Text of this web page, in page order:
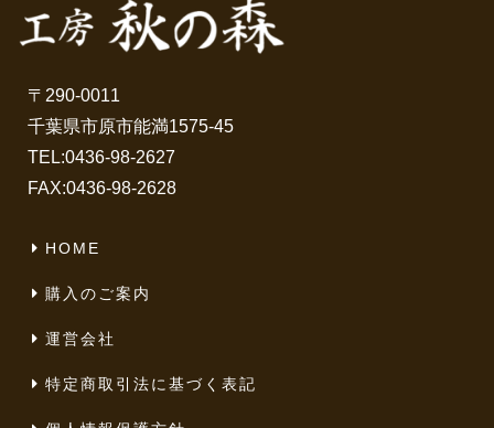
〒290-0011
千葉県市原市能満1575-45
TEL:0436-98-2627
FAX:0436-98-2628
HOME
購入のご案内
運営会社
特定商取引法に基づく表記